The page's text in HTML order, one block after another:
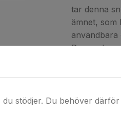
tar denna
ämnet, som
Den andra,
"notan
Nivå –
Om du vill
stödjer. Du behöver